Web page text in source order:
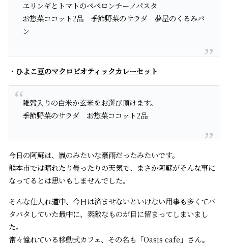
エリンギとトマトのペペロンチーノパスタ
お惣菜ココット2品 季節野菜のサラダ 夢屋のくるみパ
ン
・ ひよこ豆のマクロビオティックカレーセット
雑穀入りの白米か玄米をお選び頂けます。
季節野菜のサラダ お惣菜ココット2品
今日の阿蘇は、嵐のみたいな豪雨だったみたいです。
熊本市では晴れたり曇ったりの天気で、まさか阿蘇がそんな事に
なってるとは思いもしませんでした。
そんな仕入れ道中、今日は済ませないといけない用事も多くてバ
タバタしていた最中に、素敵なものが目に留まってしまいまし
た。
常々憧れている移動式カフェ、その名も「Oasis cafe」さん。